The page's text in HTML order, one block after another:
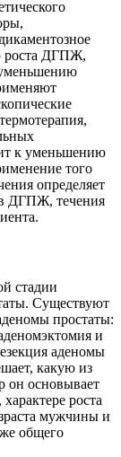
роста ДГПЖ,
к уменьшению
того
определяет
ДГПЖ, течения
стадии
Существуют
простаты:
и
аденомы
какую из
он основывает
роста
мужчины и
общего